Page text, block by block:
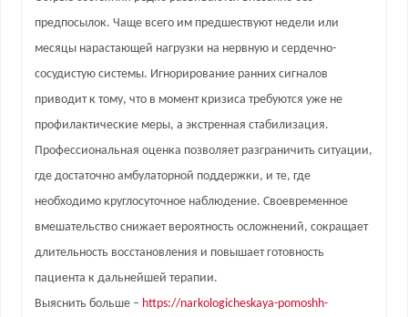
предпосылок. Чаще всего им предшествуют недели или
месяцы нарастающей нагрузки на нервную и сердечно-
сосудистую системы. Игнорирование ранних сигналов
приводит к тому, что в момент кризиса требуются уже не
профилактические меры, а экстренная стабилизация.
Профессиональная оценка позволяет разграничить ситуации,
где достаточно амбулаторной поддержки, и те, где
необходимо круглосуточное наблюдение. Своевременное
вмешательство снижает вероятность осложнений, сокращает
длительность восстановления и повышает готовность
пациента к дальнейшей терапии.
Выяснить больше – https://narkologicheskaya-pomoshh-